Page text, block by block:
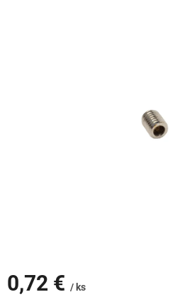
0,72 € / ks